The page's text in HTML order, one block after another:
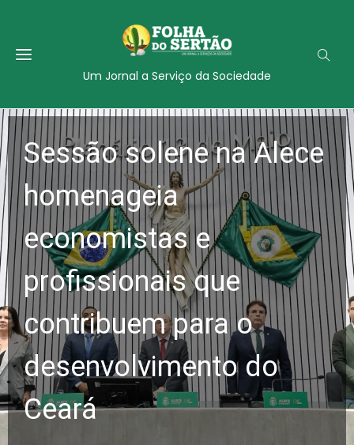
Um Jornal a Serviço da Sociedade
Sessão solene na Alece
homenageia
economistas e
profissionais que
contribuem para o
desenvolvimento do
Ceará